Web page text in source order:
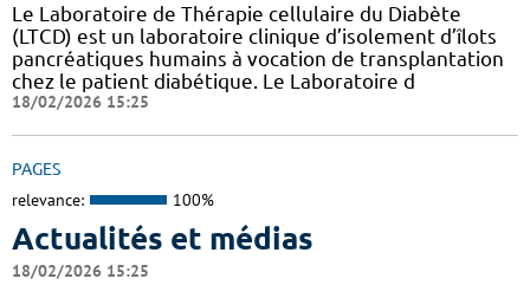
Le Laboratoire de Thérapie cellulaire du Diabète
(LTCD) est un laboratoire clinique d’isolement d’îlots
pancréatiques humains à vocation de transplantation
chez le patient diabétique. Le Laboratoire d
18/02/2026 15:25
PAGES
relevance: 100%
Actualités et médias
18/02/2026 15:25